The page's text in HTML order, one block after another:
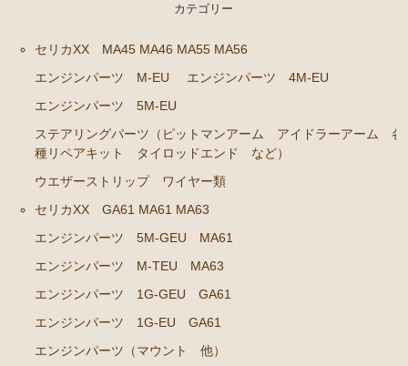
エンジンパーツ 7M-GE
ブレーキパーツ（マスターシリンダー リペアキッ
クラッチパーツ（マスターシリンダー クラッチレリ
ステアリングパーツ（各種リペアキット ラックブー
ーゲージなど）
シャフトブーツ デフなど）
エアコン/ヒーター関係
0 SX90
カテゴリー
セリカXX MA45 MA46 MA55 MA56
エンジンパーツ M-EU
エンジンパーツ 4M-EU
エンジンパーツ 5M-EU
ステアリングパーツ（ピットマンアーム アイドラーアーム 各
種リペアキット タイロッドエンド など）
ウエザーストリップ ワイヤー類
セリカXX GA61 MA61 MA63
エンジンパーツ 5M-GEU MA61
エンジンパーツ M-TEU MA63
エンジンパーツ 1G-GEU GA61
エンジンパーツ 1G-EU GA61
エンジンパーツ（マウント 他）